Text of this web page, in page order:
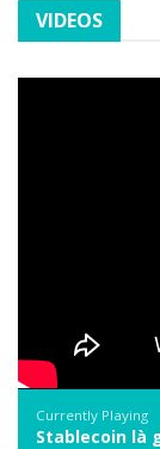
VIDEOS
Currently Playing